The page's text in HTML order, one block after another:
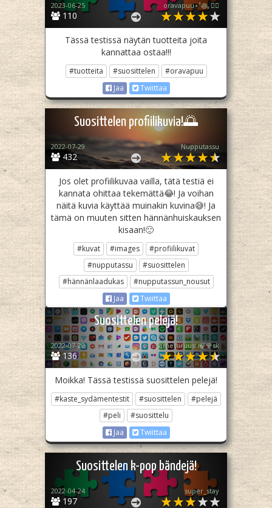
110
2023-06-25 oravapuu⋆˚꩜｡🏳️‍🌈
Tässä testissä näytän tuotteita joita
kannattaa ostaa!!!
#tuotteita #suosittelen
#oravapuu
Jaa
Twiittaa
Suosittelen profiilikuvia!🌅
432
2022-07-29 Nupputassu
Jos olet profiilikuvaa vailla, tätä testiä ei
kannata ohittaa tekemättä😂! Ja voihan
näitä kuvia käyttää muinakin kuvina😅! Ja
tämä on muuten sitten hännänhuiskauksen
kisaan!🙂
#kuvat #images
#profiilikuvat
#nupputassu
#suosittelen
#hännänlaadukas
#nupputassun_nousut
Jaa
Twiittaa
Suosittelen pelejä!
136
2022-07-20 Samettiruusu🍃🌹sk
Moikka! Tässä testissä suosittelen pelejä!
#kaste_sydämentestit #suosittelen
#pelejä
#peli
#suosittelu
Jaa
Twiittaa
Suosittelen k-pop bändejä!
197
2022-04-24 super_stay